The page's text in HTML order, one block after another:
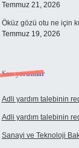
Temmuz 21, 2026
Öküz gözü otu ne için
Temmuz 19, 2026
Son yorumlar
Adli yardım talebinin
Adli yardım talebinin
Sanayi ve Teknoloji